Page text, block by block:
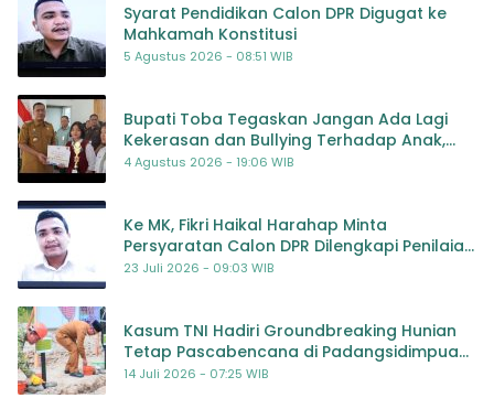
Syarat Pendidikan Calon DPR Digugat ke
Mahkamah Konstitusi
5 Agustus 2026 - 08:51 WIB
Bupati Toba Tegaskan Jangan Ada Lagi
Kekerasan dan Bullying Terhadap Anak,
Dorong Kolaborasi Seluruh Pihak
4 Agustus 2026 - 19:06 WIB
Ke MK, Fikri Haikal Harahap Minta
Persyaratan Calon DPR Dilengkapi Penilaian
Kompetensi
23 Juli 2026 - 09:03 WIB
Kasum TNI Hadiri Groundbreaking Hunian
Tetap Pascabencana di Padangsidimpuan,
Harapan Baru bagi Penyintas
14 Juli 2026 - 07:25 WIB